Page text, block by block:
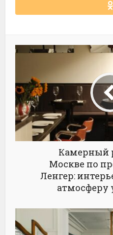
Камерный
Москве по
Ленгер:
атмосферу